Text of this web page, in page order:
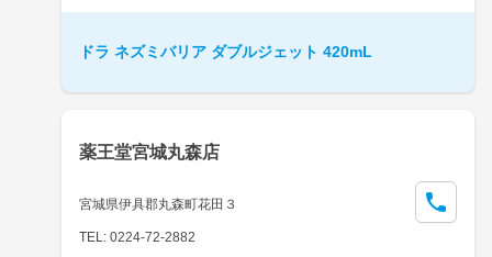
ドラ ネズミバリア ダブルジェット 420mL
薬王堂宮城丸森店
宮城県伊具郡丸森町花田３
TEL: 0224-72-2882